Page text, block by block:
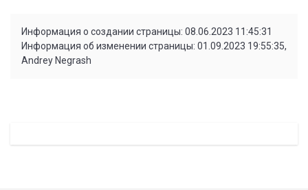
Информация о создании страницы: 08.06.2023 11:45:31
Информация об изменении страницы: 01.09.2023 19:55:35,
Andrey Negrash